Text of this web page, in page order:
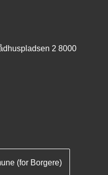
2 8000
(for Borgere)